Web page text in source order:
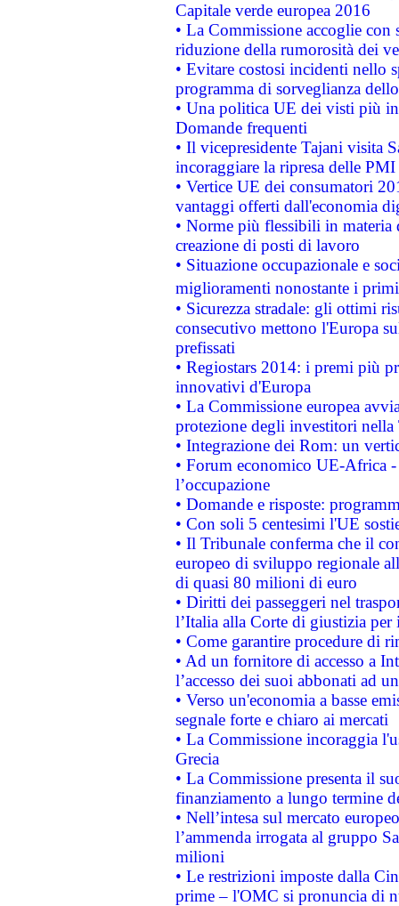
Capitale verde europea 2016
• La Commissione accoglie
riduzione della rumorosità dei
• Evitare costosi incidenti nello
programma di sorveglianza
• Una politica UE dei visti più
Domande frequenti
• Il vicepresidente Tajani visita
incoraggiare la ripresa delle
• Vertice UE dei consumatori
vantaggi offerti dall'economia
• Norme più flessibili in materia
creazione di posti di lavoro
• Situazione occupazionale e
miglioramenti nonostante i
• Sicurezza stradale: gli ottimi
consecutivo mettono l'Europa
prefissati
• Regiostars 2014: i premi più
innovativi d'Europa
• La Commissione europea
protezione degli investitori
• Integrazione dei Rom: un
• Forum economico UE-Africa -
l’occupazione
• Domande e risposte:
• Con soli 5 centesimi l'UE
• Il Tribunale conferma che il
europeo di sviluppo regionale
di quasi 80 milioni di euro
• Diritti dei passeggeri nel
l’Italia alla Corte di giustizia
• Come garantire procedure di
• Ad un fornitore di accesso a
l’accesso dei suoi abbonati ad
• Verso un'economia a basse
segnale forte e chiaro ai mercati
• La Commissione incoraggia
Grecia
• La Commissione presenta il
finanziamento a lungo termine
• Nell’intesa sul mercato
l’ammenda irrogata al gruppo
milioni
• Le restrizioni imposte dalla
prime – l'OMC si pronuncia di